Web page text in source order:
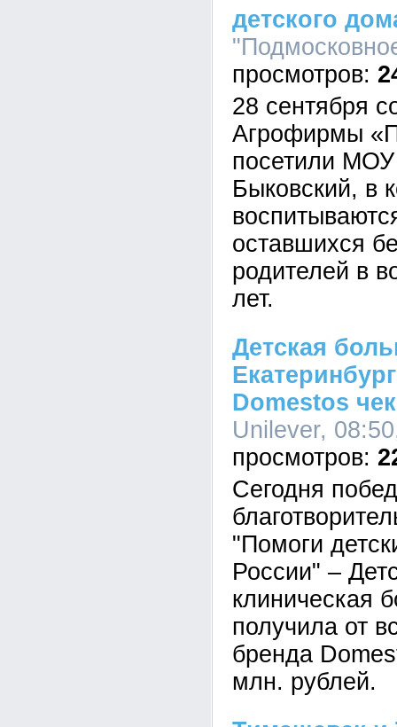
детского
28 сентября
Агрофирмы
посетили
Быковский, в
оставшихся
родителей в
лет.
Детская
Domestos
Unilever,
Сегодня
"Помоги
России" –
клиническая
получила от
бренда
млн. рублей.